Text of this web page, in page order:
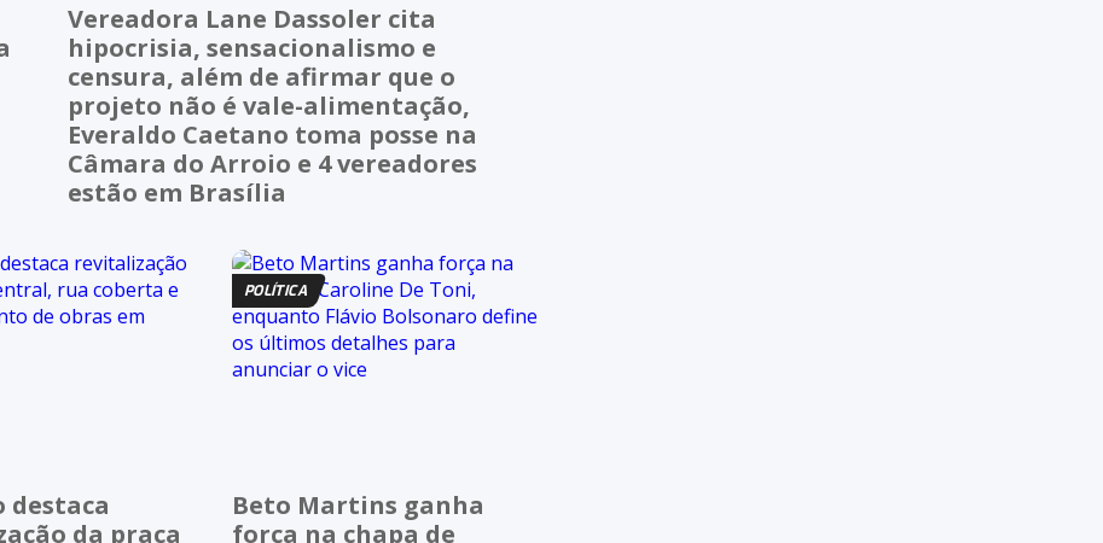
Vereadora Lane Dassoler cita
hipocrisia, sensacionalismo e
censura, além de afirmar que o
projeto não é vale-alimentação,
Everaldo Caetano toma posse na
Câmara do Arroio e 4 vereadores
estão em Brasília
destaca
da praça
POLÍTICA
Beto Martins ganha
força na chapa de